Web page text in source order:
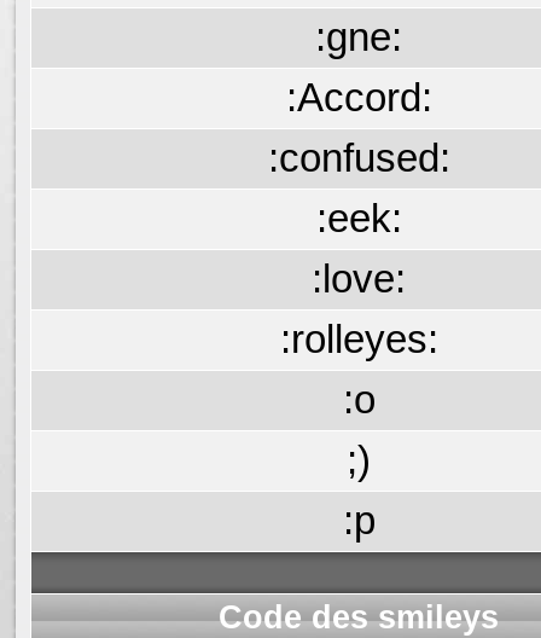
:gne:
:Accord:
:confused:
:eek:
:love:
:rolleyes:
:o
;)
:p
Code des smileys